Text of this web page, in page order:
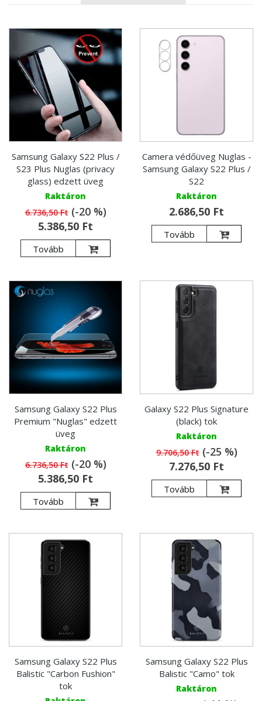
Samsung Galaxy S22 Plus /
S23 Plus Nuglas (privacy
glass) edzett üveg
Raktáron
6.736,50 Ft(-20 %)
5.386,50 Ft
Tovább
Camera védőüveg Nuglas -
Samsung Galaxy S22 Plus /
S22
Raktáron
2.686,50 Ft
Tovább
Samsung Galaxy S22 Plus
Premium "Nuglas" edzett
üveg
Raktáron
6.736,50 Ft(-20 %)
5.386,50 Ft
Tovább
Galaxy S22 Plus Signature
(black) tok
Raktáron
9.706,50 Ft(-25 %)
7.276,50 Ft
Tovább
Samsung Galaxy S22 Plus
Balistic "Carbon Fushion"
tok
Samsung Galaxy S22 Plus
Balistic "Camo" tok
Raktáron